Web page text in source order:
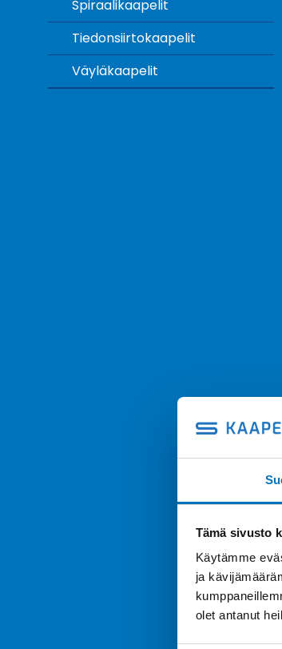
Tämä sivusto
Käytämme
ja
olet antanut
Spiraalikaapelit
Tiedonsiirtokaapelit
Väyläkaapelit